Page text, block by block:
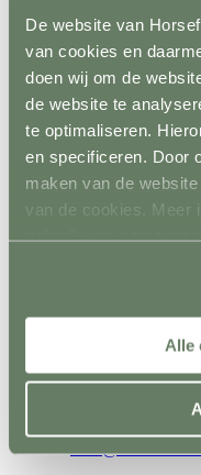
De website van
van cookies en
doen wij om de
de website te
te optimaliseren.
en specificeren. Door
maken van de
van de cookies. Meer
gebruik van
Alle
Spelmateriaal
Terug
Vaste
Mobiele
Vloer- en
Terug
Stalwand
Stalvloer
Paddock/
Wasplaatsen
Ontvetten /
Sale